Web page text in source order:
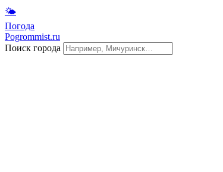
🌤
Погода
Pogrommist.ru
Поиск города